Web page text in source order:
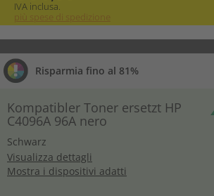
IVA inclusa.
più spese di spedizione
Risparmia fino al 81%
Kompatibler Toner ersetzt HP
C4096A 96A nero
Schwarz
Visualizza dettagli
Mostra i dispositivi adatti